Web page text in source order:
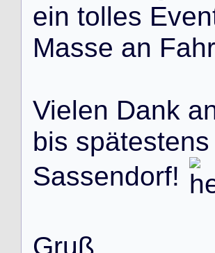
ein tolles Even
Masse an Fahr
Vielen Dank a
bis spätestens
Sassendorf!
Gruß